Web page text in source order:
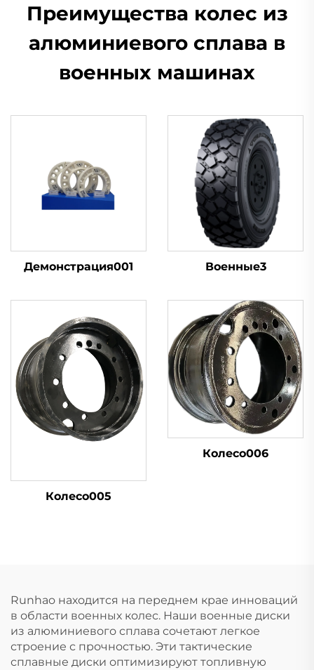
Преимущества колес из
алюминиевого сплава в
военных машинах
Демонстрация001 Военные3
Колесо005
Колесо006
Runhao находится на переднем крае инноваций
в области военных колес. Наши военные диски
из алюминиевого сплава сочетают легкое
строение с прочностью. Эти тактические
сплавные диски оптимизируют топливную